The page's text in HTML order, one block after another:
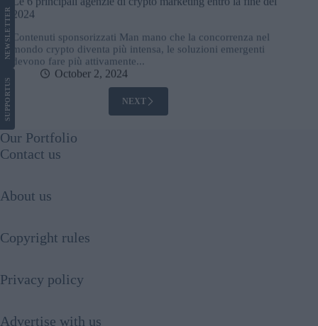
2024
mondo crypto diventa più intensa, le soluzioni emergenti
devono fare più attivamente...
October 2, 2024
NEXT
SUPPORT
US
NEWS
LETTER
Our Portfolio
Contact us
About us
Copyright rules
Privacy policy
Advertise with us